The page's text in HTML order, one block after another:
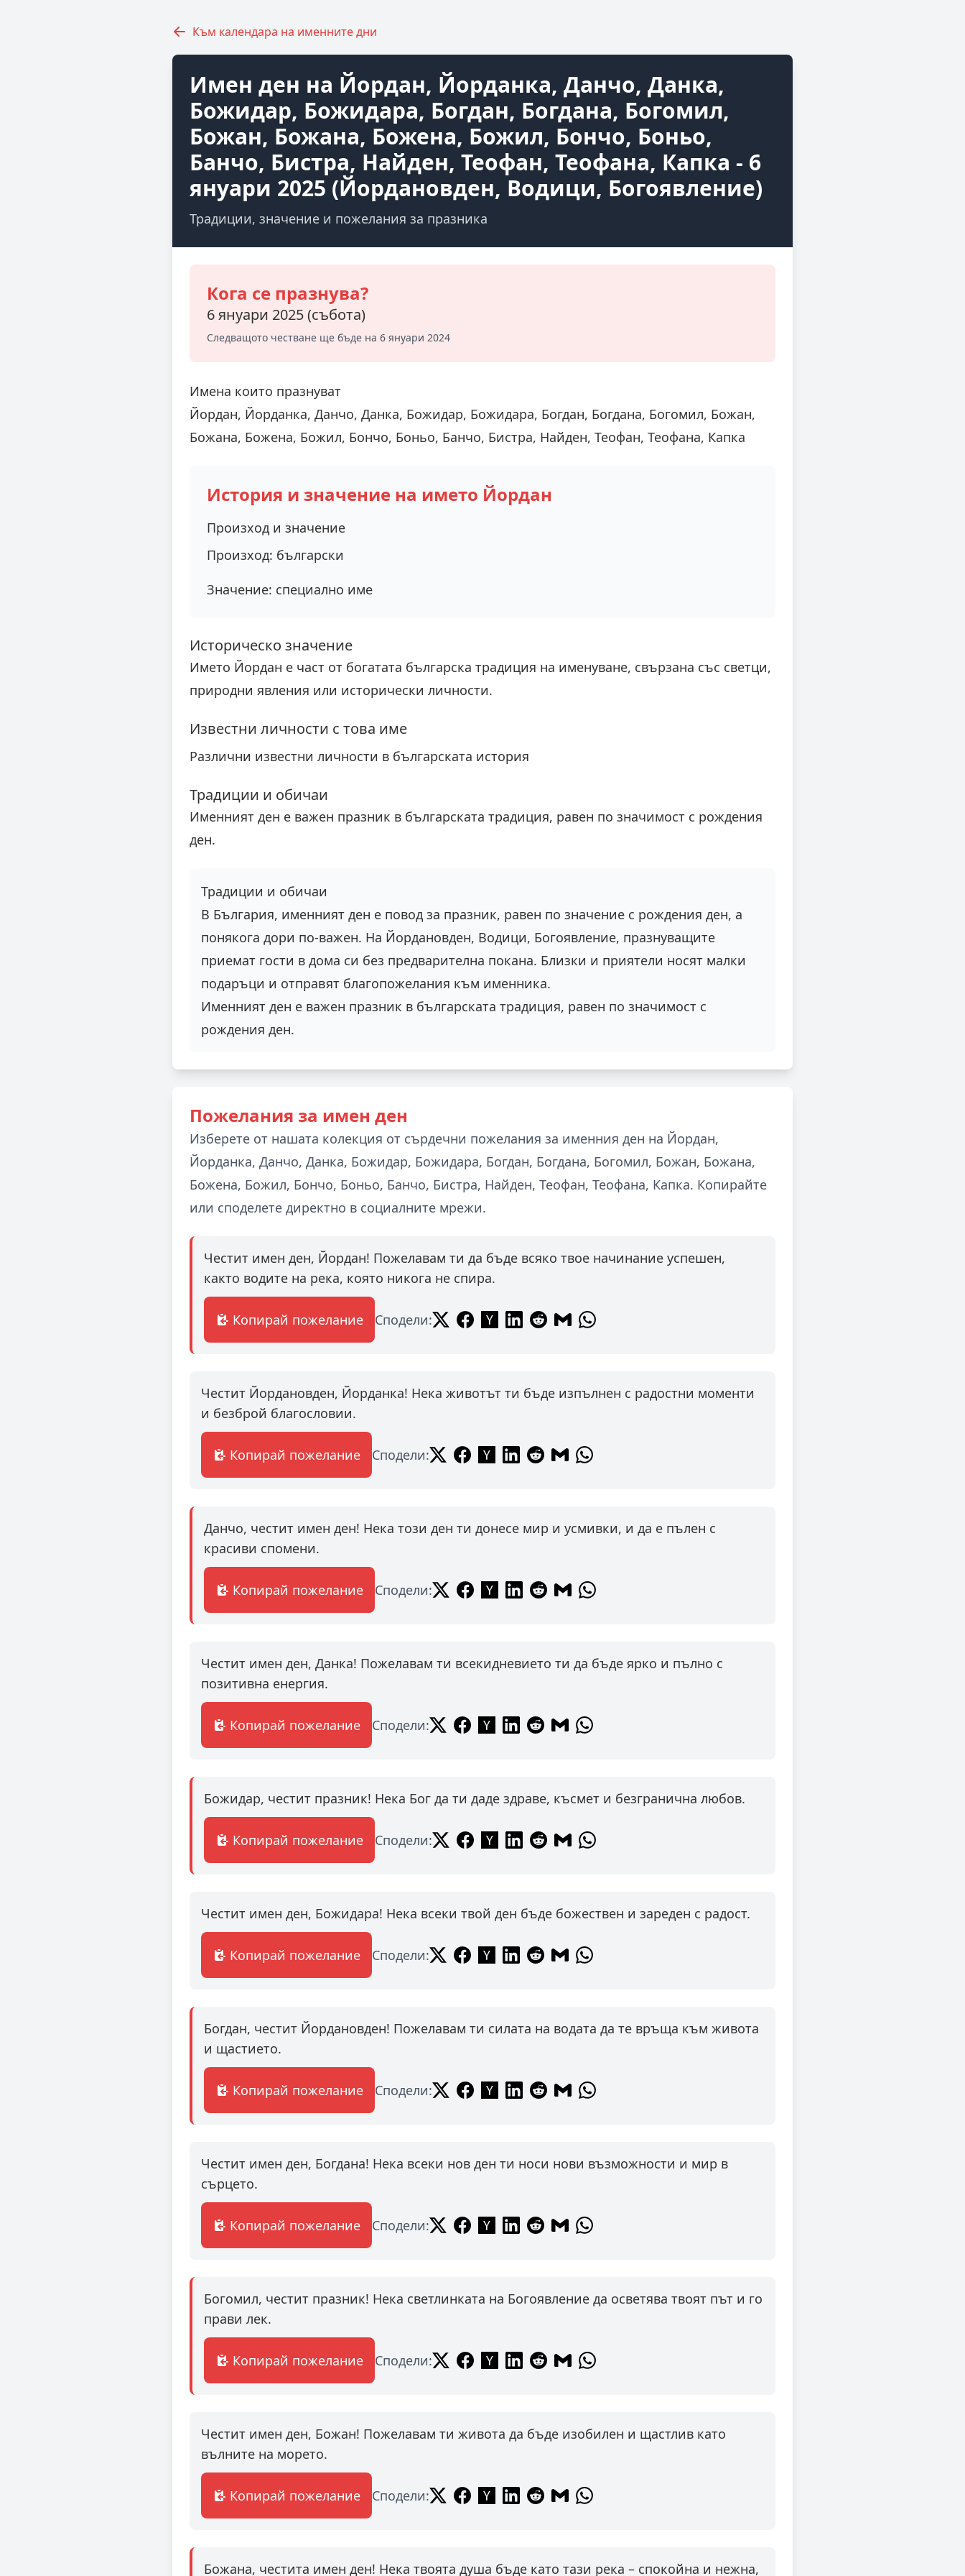
Към календара на именните дни
Имен ден на Йордан, Йорданка, Данчо, Данка,
Божидар, Божидара, Богдан, Богдана, Богомил,
Божан, Божана, Божена, Божил, Бончо, Боньо,
Банчо, Бистра, Найден, Теофан, Теофана, Капка - 6
януари 2025 (Йордановден, Водици, Богоявление)
Традиции, значение и пожелания за празника
Кога се празнува?
6 януари 2025 (събота)
Следващото честване ще бъде на 6 януари 2024
Имена които празнуват
Йордан, Йорданка, Данчо, Данка, Божидар, Божидара, Богдан, Богдана, Богомил, Божан,
Божана, Божена, Божил, Бончо, Боньо, Банчо, Бистра, Найден, Теофан, Теофана, Капка
История и значение на името Йордан
Произход и значение
Произход: български
Значение: специално име
Историческо значение
Името Йордан е част от богатата българска традиция на именуване, свързана със светци,
природни явления или исторически личности.
Известни личности с това име
Различни известни личности в българската история
Традиции и обичаи
Именният ден е важен празник в българската традиция, равен по значимост с рождения
ден.
Традиции и обичаи
В България, именният ден е повод за празник, равен по значение с рождения ден, а
понякога дори по-важен. На Йордановден, Водици, Богоявление, празнуващите
приемат гости в дома си без предварителна покана. Близки и приятели носят малки
подаръци и отправят благопожелания към именника.
Именният ден е важен празник в българската традиция, равен по значимост с
рождения ден.
Пожелания за имен ден
Изберете от нашата колекция от сърдечни пожелания за именния ден на Йордан,
Йорданка, Данчо, Данка, Божидар, Божидара, Богдан, Богдана, Богомил, Божан, Божана,
Божена, Божил, Бончо, Боньо, Банчо, Бистра, Найден, Теофан, Теофана, Капка. Копирайте
или споделете директно в социалните мрежи.
Честит имен ден, Йордан! Пожелавам ти да бъде всяко твое начинание успешен,
както водите на река, която никога не спира.
Копирай пожелание Сподели:
Честит Йордановден, Йорданка! Нека животът ти бъде изпълнен с радостни моменти
и безброй благословии.
Копирай пожелание Сподели:
Данчо, честит имен ден! Нека този ден ти донесе мир и усмивки, и да е пълен с
красиви спомени.
Копирай пожелание Сподели:
Честит имен ден, Данка! Пожелавам ти всекидневието ти да бъде ярко и пълно с
позитивна енергия.
Копирай пожелание Сподели:
Божидар, честит празник! Нека Бог да ти даде здраве, късмет и безгранична любов.
Копирай пожелание Сподели:
Честит имен ден, Божидара! Нека всеки твой ден бъде божествен и зареден с радост.
Копирай пожелание Сподели:
Богдан, честит Йордановден! Пожелавам ти силата на водата да те връща към живота
и щастието.
Копирай пожелание Сподели:
Честит имен ден, Богдана! Нека всеки нов ден ти носи нови възможности и мир в
сърцето.
Копирай пожелание Сподели:
Богомил, честит празник! Нека светлинката на Богоявление да осветява твоят път и го
прави лек.
Копирай пожелание Сподели:
Честит имен ден, Божан! Пожелавам ти живота да бъде изобилен и щастлив като
вълните на морето.
Копирай пожелание Сподели:
Божана, честита имен ден! Нека твоята душа бъде като тази река – спокойна и нежна,